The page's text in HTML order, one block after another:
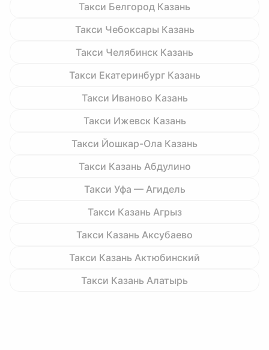
Такси Белгород Казань
Такси Чебоксары Казань
Такси Челябинск Казань
Такси Екатеринбург Казань
Такси Иваново Казань
Такси Ижевск Казань
Такси Йошкар-Ола Казань
Такси Казань Абдулино
Такси Уфа — Агидель
Такси Казань Агрыз
Такси Казань Аксубаево
Такси Казань Актюбинский
Такси Казань Алатырь